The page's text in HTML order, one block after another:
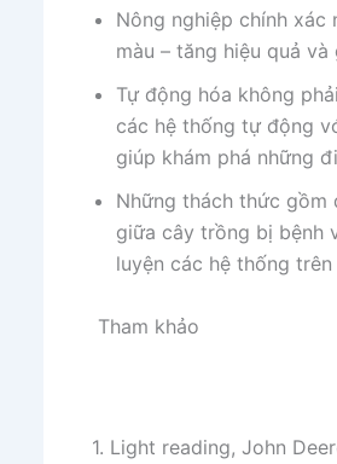
Nông nghiệp chính xác
màu – tăng hiệu quả và
Tự động hóa không
các hệ thống tự động
giúp khám phá những
Những thách thức gồm
giữa cây trồng bị bệnh
luyện các hệ thống
Tham khảo
1. Light reading, John